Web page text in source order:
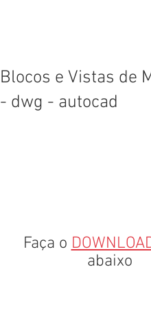
Blocos e Vistas de
- dwg - autocad
Faça o
abaixo